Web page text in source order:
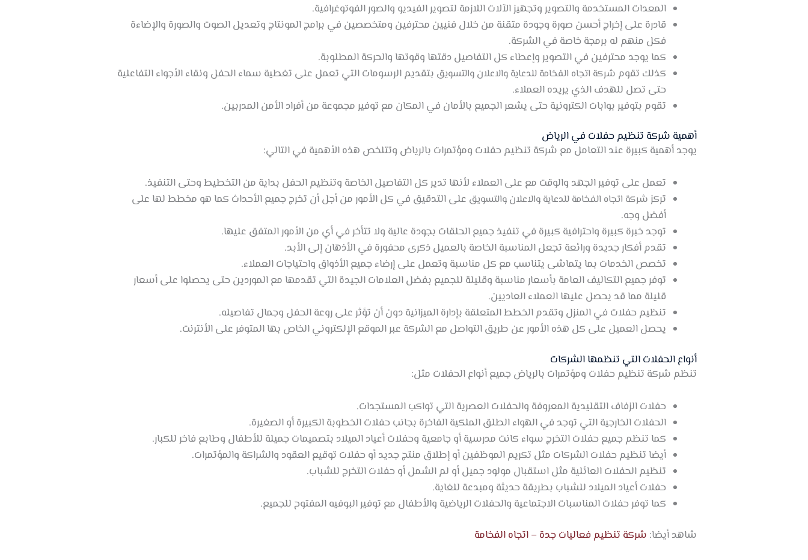
المعدات المستخدمة والتصوير وتجهيز الآلات اللازمة لتصوير الفيديو والصور الفوتوغرافية.
قادرة على إخراج أحسن صورة وجودة متقنة من خلال فنيين محترفين ومتخصصين في برامج المونتاج وتعديل الصوت والصورة والإضاءة
فكل منهم له برمجة خاصة في الشركة.
كما يوجد محترفين في التصوير وإعطاء كل التفاصيل دقتها وقوتها والحركة المطلوبة.
كذلك تقوم شركة اتجاه الفخامة للدعاية والاعلان والتسويق بتقديم الرسومات التي تعمل على تغطية سماء الحفل ونقاء الأجواء التفاعلية
حتى تصل للهدف الذي يريده العملاء.
تقوم بتوفير بوابات الكترونية حتى يشعر الجميع بالأمان في المكان مع توفير مجموعة من أفراد الأمن المدربين.
أهمية شركة تنظيم حفلات في الرياض
يوجد أهمية كبيرة عند التعامل مع شركة تنظيم حفلات ومؤتمرات بالرياض وتتلخص هذه الأهمية في التالي:
تعمل على توفير الجهد والوقت مع على العملاء لأنها تدير كل التفاصيل الخاصة وتنظيم الحفل بداية من التخطيط وحتى التنفيذ.
تركز شركة اتجاه الفخامة للدعاية والاعلان والتسويق على التدقيق في كل الأمور من أجل أن تخرج جميع الأحداث كما هو مخطط لها على
أفضل وجه.
توجد خبرة كبيرة واحترافية كبيرة في تنفيذ جميع الحلقات بجودة عالية ولا تتأخر في أي من الأمور المتفق عليها.
تقدم أفكار جديدة ورائعة تجعل المناسبة الخاصة بالعميل ذكرى محفورة في الأذهان إلى الأبد.
تخصص الخدمات بما يتماشى يتناسب مع كل مناسبة وتعمل على إرضاء جميع الأذواق واحتياجات العملاء.
توفر جميع التكاليف العامة بأسعار مناسبة وقليلة للجميع بفضل العلامات الجيدة التي تقدمها مع الموردين حتى يحصلوا على أسعار
قليلة مما قد يحصل عليها العملاء العاديين.
تنظيم حفلات في المنزل وتقدم الخطط المتعلقة بإدارة الميزانية دون أن تؤثر على روعة الحفل وجمال تفاصيله.
يحصل العميل على كل هذه الأمور عن طريق التواصل مع الشركة عبر الموقع الإلكتروني الخاص بها المتوفر على الأنترنت.
أنواع الحفلات التي تنظمها الشركات
تنظم شركة تنظيم حفلات ومؤتمرات بالرياض جميع أنواع الحفلات مثل:
حفلات الزفاف التقليدية المعروفة والحفلات العصرية التي تواكب المستجدات.
الحفلات الخارجية التي توجد في الهواء الطلق الملكية الفاخرة بجانب حفلات الخطوبة الكبيرة أو الصغيرة.
كما تنظم جميع حفلات التخرج سواء كانت مدرسية أو جامعية وحفلات أعياد الميلاد بتصميمات جميلة للأطفال وطابع فاخر للكبار.
أيضا تنظيم حفلات الشركات مثل تكريم الموظفين أو إطلاق منتج جديد أو حفلات توقيع العقود والشراكة والمؤتمرات.
تنظيم الحفلات العائلية مثل استقبال مولود جميل أو لم الشمل أو حفلات التخرج للشباب.
حفلات أعياد الميلاد للشباب بطريقة حديثة ومبدعة للغاية.
كما توفر حفلات المناسبات الاجتماعية والحفلات الرياضية والأطفال مع توفير البوفيه المفتوح للجميع.
شاهد أيضا: شركة تنظيم فعاليات جدة – اتجاه الفخامة